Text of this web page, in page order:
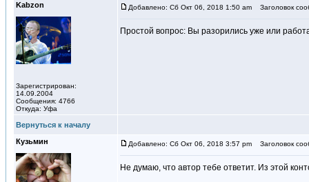
Kabzon
Зарегистрирован:
14.09.2004
Сообщения: 4766
Откуда: Уфа
Добавлено: Сб Окт 06, 2018 1:50 am Заголовок
Простой вопрос: Вы разорились уже или
Вернуться к началу
Кузьмин
Добавлено: Сб Окт 06, 2018 3:57 pm Заголовок
Не думаю, что автор тебе ответит. Из этой